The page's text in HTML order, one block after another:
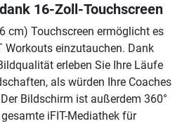
16-Zoll-Touchscreen
cm) Touchscreen ermöglicht es
Workouts einzutauchen. Dank
erleben Sie Ihre Läufe
als würden Ihre Coaches
Bildschirm ist außerdem 360°
iFIT-Mediathek für